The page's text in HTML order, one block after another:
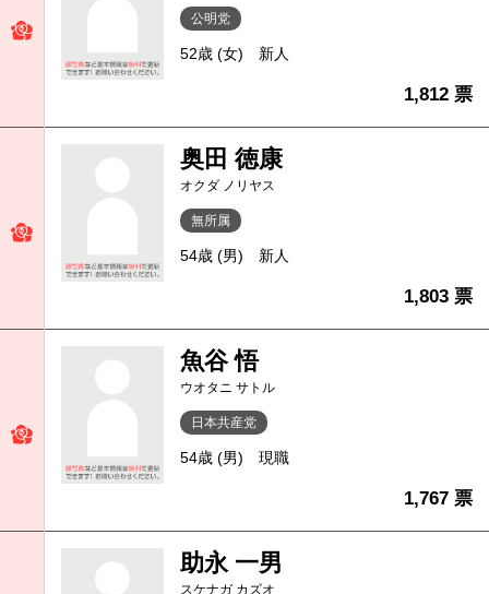
公明党
52歳 (女) 新人
1,812 票
奥田 徳康
オクダ ノリヤス
無所属
54歳 (男) 新人
1,803 票
魚谷 悟
ウオタニ サトル
日本共産党
54歳 (男) 現職
1,767 票
助永 一男
スケナガ カズオ